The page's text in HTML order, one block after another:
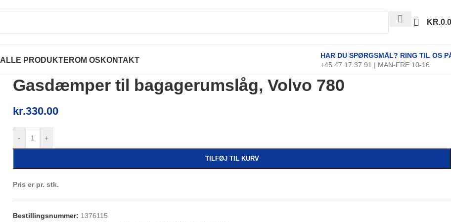
KR.
ALLE PRODUKTEROM OS KONTAKT
HAR DU SPØRGSMÅL? RING TIL OS
+45 47 17 37 91 | MAN-FRE 10-16
Gasdæmper til bagagerumslåg, Volvo 780
kr.330.00
- +
TILFØJ TIL KURV
Pris er pr. stk.
Bestillingsnummer: 1376115